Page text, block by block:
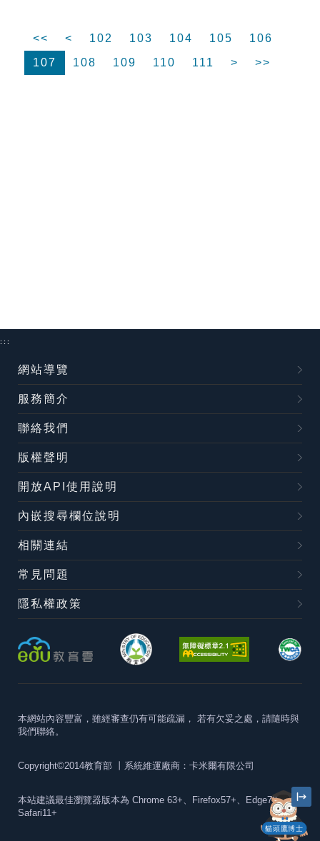
<< < 102 103 104 105
106
107
108 109 110 111 > >>
貓頭鷹博士
:::
網站導覽
服務簡介
聯絡我們
版權聲明
開放API使用說明
內嵌搜尋欄位說明
相關連結
常見問題
隱私權政策
本網站內容豐富，雖經審查仍有可能疏漏， 若有欠妥之處，請隨時與
我們聯絡。
Copyright©2014教育部 丨系統維運廠商：卡米爾有限公司
本站建議最佳瀏覽器版本為 Chrome 63+、Firefox57+、Edge79+及
Safari11+